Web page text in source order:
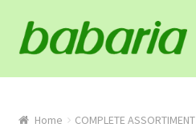
Skip
to
Skip
to
Home
Winkel
Home COMPLETE ASSORTIMENT